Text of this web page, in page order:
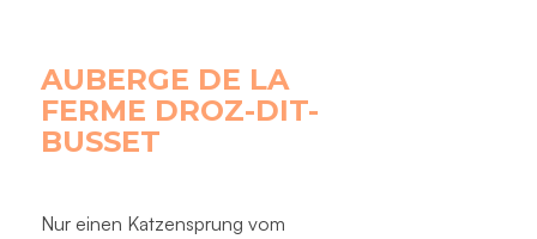
AUBERGE DE LA
FERME DROZ-DIT-
BUSSET
Nur einen Katzensprung vom